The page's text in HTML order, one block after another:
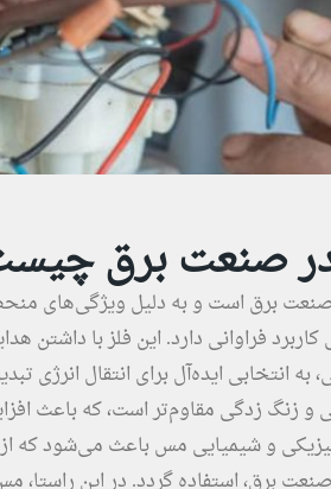
صنعت برق
برق است و به دلیل ویژگی‌های
فراوانی دارد. این فلز با داشتن
انتخابی ایده‌آل برای انتقال انرژی
و زنگ زدگی مقاوم‌تر است، که باعث
و شیمیایی مس باعث می‌شود که از